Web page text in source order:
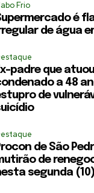
Frio
é
de água
padre que
a 48
de
de São
de
segunda